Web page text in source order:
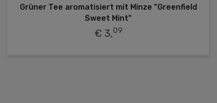
Grüner Tee aromatisiert mit Minze "Greenfield
Sweet Mint"
€ 3,09